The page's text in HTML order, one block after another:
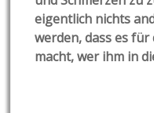
eigentlich nichts
werden, dass es
macht, wer ihm in